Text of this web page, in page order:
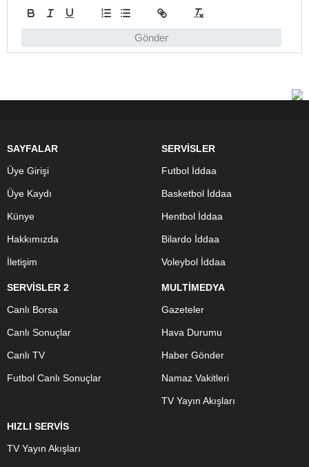
Gönder
SAYFALAR
Üye Girişi
Üye Kaydı
Künye
Hakkımızda
İletişim
SERVİSLER
Futbol İddaa
Basketbol İddaa
Hentbol İddaa
Bilardo İddaa
Voleybol İddaa
SERVİSLER 2
Canlı Borsa
Canlı Sonuçlar
Canlı TV
Futbol Canlı Sonuçlar
MULTİMEDYA
Gazeteler
Hava Durumu
Haber Gönder
Namaz Vakitleri
TV Yayın Akışları
HIZLI SERVİS
TV Yayın Akışları